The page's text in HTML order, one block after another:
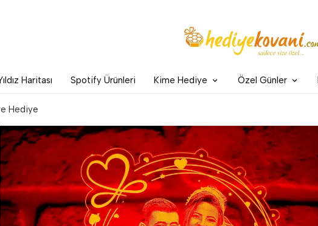
Haritası Spotify Ürünleri Kime Hediye Özel Günler
Hediye